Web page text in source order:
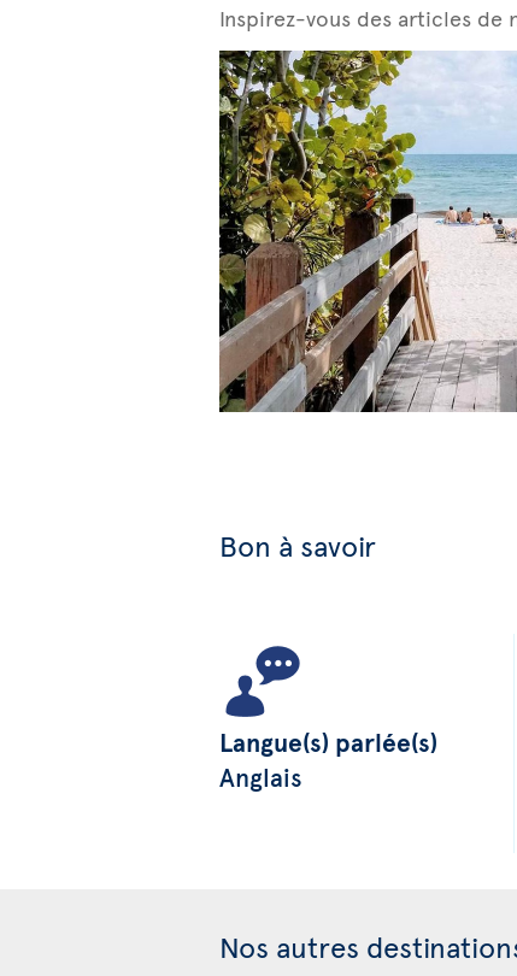
Inspirez-vous des articles de
Bon à savoir
Langue(s) parlée(s)
Anglais
Nos autres